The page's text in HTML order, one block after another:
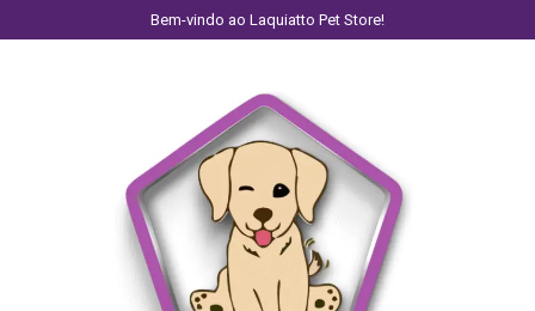
Bem-vindo ao Laquiatto Pet Store!